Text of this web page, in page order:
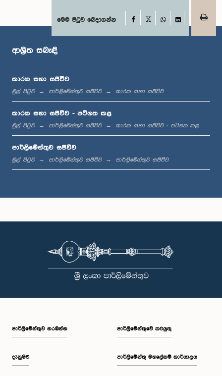
පෙ.ව. 11:45 - පෙ.ව. 11:59
ප.ව. 12:10 - ප.ව. 12:18
ප.ව. 12:18 - ප.ව. 12:28
ප.ව. 1:00 - ප.ව. 1:10
මෙම පිටුව බෙදාගන්න Facebook
WhatsApp
LinkedIn
ආශ්‍රිත සබැඳි
කාරක සභා සජීවීව
මුල් පිටුව පාර්ලිමේන්තුව සජීවීව කාරක සභා සජීවීව
කාරක සභා සජීවීව - පටිගත කළ
මුල් පිටුව පාර්ලිමේන්තුව සජීවීව කාරක සභා සජීවීව - පටිගත කළ
පාර්ලිමේන්තුව සජීවීව
මුල් පිටුව පාර්ලිමේන්තුව සජීවීව පාර්ලිමේන්තුව සජීවීව
පාර්ලි‌මේන්තුව නරඹන්න
දැනුමට
පාර්ලිමේන්තුවේ කටයුතු
පාර්ලිමේන්තු මහලේකම් කාර්යාලය